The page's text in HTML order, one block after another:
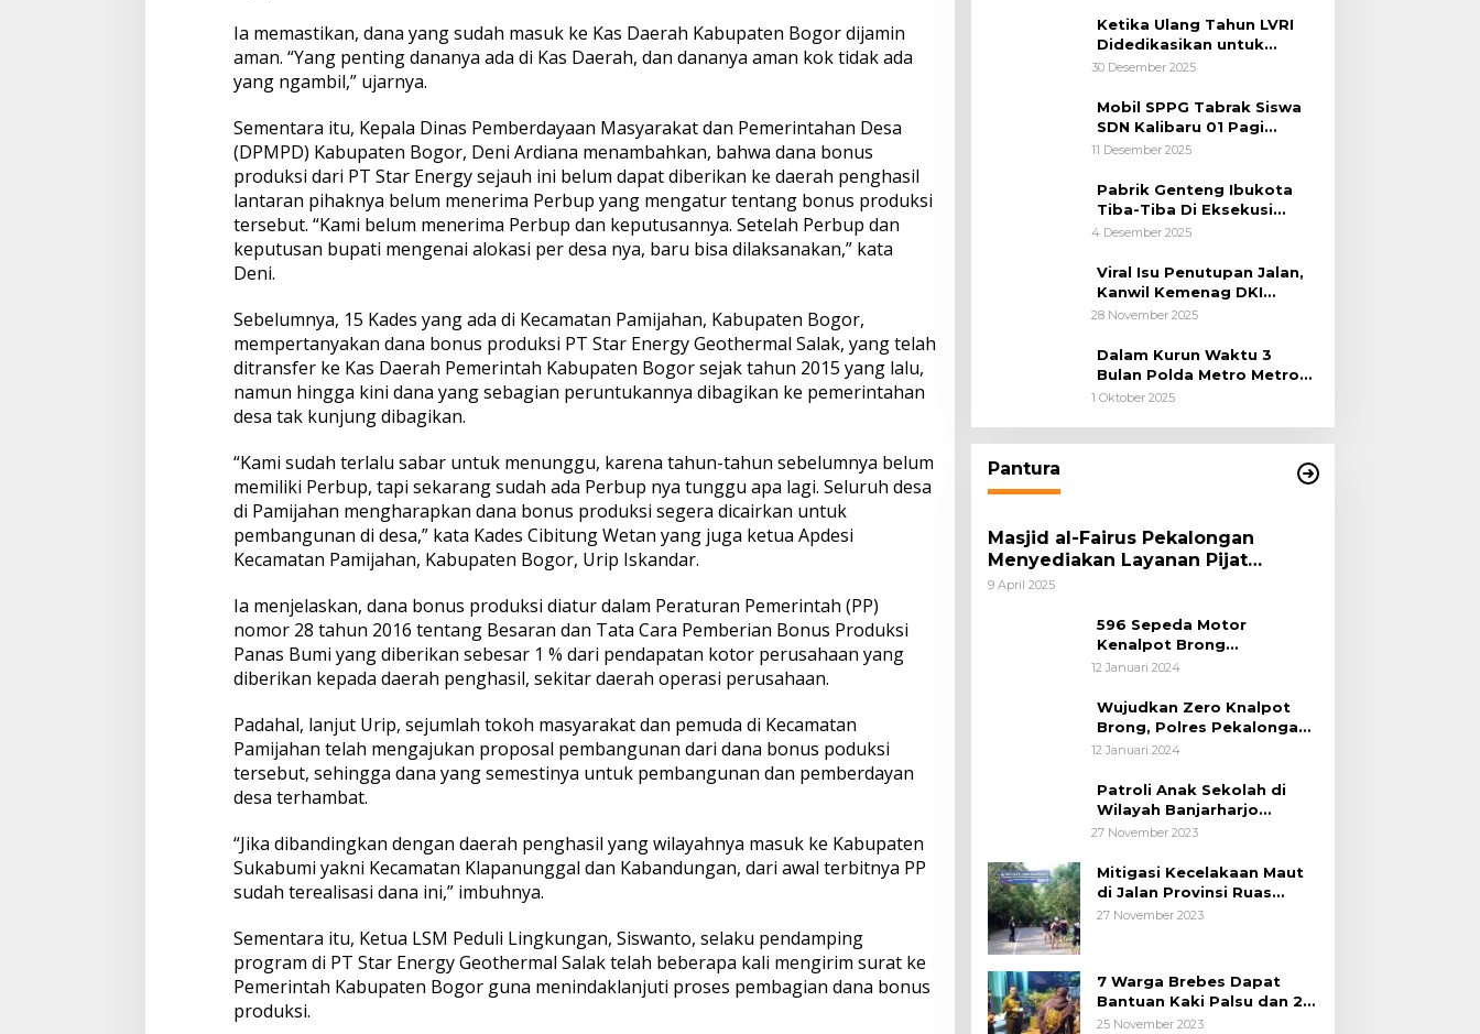
Ia memastikan, dana yang sudah masuk ke Kas Daerah Kabupaten Bogor dijamin
aman. “Yang penting dananya ada di Kas Daerah, dan dananya aman kok tidak ada
yang ngambil,” ujarnya.
Sementara itu, Kepala Dinas Pemberdayaan Masyarakat dan Pemerintahan Desa
(DPMPD) Kabupaten Bogor, Deni Ardiana menambahkan, bahwa dana bonus
produksi dari PT Star Energy sejauh ini belum dapat diberikan ke daerah penghasil
lantaran pihaknya belum menerima Perbup yang mengatur tentang bonus produksi
tersebut. “Kami belum menerima Perbup dan keputusannya. Setelah Perbup dan
keputusan bupati mengenai alokasi per desa nya, baru bisa dilaksanakan,” kata
Deni.
Sebelumnya, 15 Kades yang ada di Kecamatan Pamijahan, Kabupaten Bogor,
mempertanyakan dana bonus produksi PT Star Energy Geothermal Salak, yang telah
ditransfer ke Kas Daerah Pemerintah Kabupaten Bogor sejak tahun 2015 yang lalu,
namun hingga kini dana yang sebagian peruntukannya dibagikan ke pemerintahan
desa tak kunjung dibagikan.
“Kami sudah terlalu sabar untuk menunggu, karena tahun-tahun sebelumnya belum
memiliki Perbup, tapi sekarang sudah ada Perbup nya tunggu apa lagi. Seluruh desa
di Pamijahan mengharapkan dana bonus produksi segera dicairkan untuk
pembangunan di desa,” kata Kades Cibitung Wetan yang juga ketua Apdesi
Kecamatan Pamijahan, Kabupaten Bogor, Urip Iskandar.
Ia menjelaskan, dana bonus produksi diatur dalam Peraturan Pemerintah (PP)
nomor 28 tahun 2016 tentang Besaran dan Tata Cara Pemberian Bonus Produksi
Panas Bumi yang diberikan sebesar 1 % dari pendapatan kotor perusahaan yang
diberikan kepada daerah penghasil, sekitar daerah operasi perusahaan.
Padahal, lanjut Urip, sejumlah tokoh masyarakat dan pemuda di Kecamatan
Pamijahan telah mengajukan proposal pembangunan dari dana bonus poduksi
tersebut, sehingga dana yang semestinya untuk pembangunan dan pemberdayan
desa terhambat.
“Jika dibandingkan dengan daerah penghasil yang wilayahnya masuk ke Kabupaten
Sukabumi yakni Kecamatan Klapanunggal dan Kabandungan, dari awal terbitnya PP
sudah terealisasi dana ini,” imbuhnya.
Sementara itu, Ketua LSM Peduli Lingkungan, Siswanto, selaku pendamping
program di PT Star Energy Geothermal Salak telah beberapa kali mengirim surat ke
Pemerintah Kabupaten Bogor guna menindaklanjuti proses pembagian dana bonus
produksi.
Ketika Ulang Tahun LVRI
Didedikasikan untuk
Kemanusiaan
30 Desember 2025
Mobil SPPG Tabrak Siswa
SDN Kalibaru 01 Pagi
Cilincing Jakarta Utara
11 Desember 2025
Pabrik Genteng Ibukota
Tiba-Tiba Di Eksekusi
Jurusita Pengadilan Negeri
Hukum Sejak Awal
4 Desember 2025
Viral Isu Penutupan Jalan,
Kanwil Kemenag DKI
Jakarta Luruskan Fakta
28 November 2025
Dalam Kurun Waktu 3
Bulan Polda Metro Metro
Ungkap 1,14 Ton Narkoba
1 Oktober 2025
Pantura
Masjid al-Fairus Pekalongan
Menyediakan Layanan Pijat
hingga Potong Rambut Gratis bagi
9 April 2025
596 Sepeda Motor
Kenalpot Brong
Diamankan Polres
12 Januari 2024
Wujudkan Zero Knalpot
Brong, Polres Pekalongan
Kota Berikan Edukasi
12 Januari 2024
Patroli Anak Sekolah di
Wilayah Banjarharjo
Brebes
27 November 2023
Mitigasi Kecelakaan Maut
di Jalan Provinsi Ruas
Banjarharjo-Salem
27 November 2023
7 Warga Brebes Dapat
Bantuan Kaki Palsu dan 2
Operasi Bibir Sumbing
25 November 2023